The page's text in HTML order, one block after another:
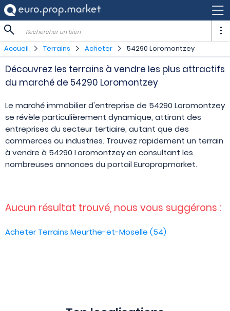
Rechercher un bien
Accueil Terrains Acheter 54290 Loromontzey
Découvrez les terrains à vendre les plus attractifs
du marché de 54290 Loromontzey
Le marché immobilier d'entreprise de 54290 Loromontzey
se révèle particulièrement dynamique, attirant des
entreprises du secteur tertiaire, autant que des
commerces ou industries. Trouvez rapidement un terrain
à vendre à 54290 Loromontzey en consultant les
nombreuses annonces du portail Europropmarket.
Aucun résultat trouvé, nous vous suggérons :
Acheter Terrains Meurthe-et-Moselle (54)